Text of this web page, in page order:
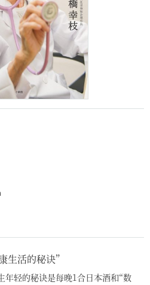
生活的秘诀”
年轻的秘诀是每晚1合日本酒和“数